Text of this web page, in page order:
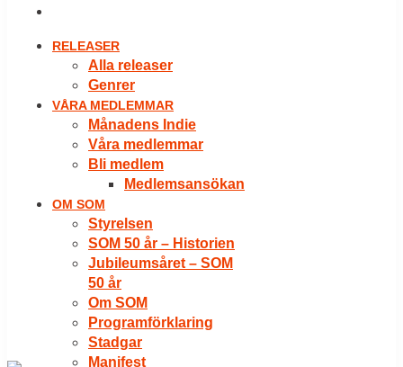
RELEASER
Alla releaser
Genrer
VÅRA MEDLEMMAR
Månadens Indie
Våra medlemmar
Bli medlem
Medlemsansökan
OM SOM
Styrelsen
SOM 50 år – Historien
Jubileumsåret – SOM
50 år
Om SOM
Programförklaring
Stadgar
Manifest